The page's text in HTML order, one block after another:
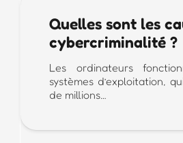
Quelles sont les
cybercriminalité ?
Les ordinateurs
systèmes d’exploitation,
de millions…